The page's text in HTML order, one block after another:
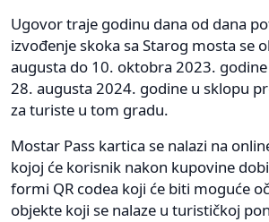
Ugovor traje godinu dana od dana
izvođenje skoka sa Starog mosta se
augusta do 10. oktobra 2023.
28. augusta 2024. godine u sklopu
za turiste u tom gradu.
Mostar Pass kartica se nalazi na
kojoj će korisnik nakon kupovine
formi QR codea koji će biti moguće
objekte koji se nalaze u turističkoj